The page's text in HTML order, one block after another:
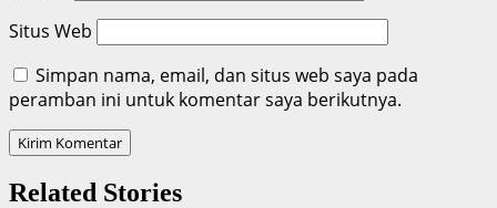
Situs Web
Simpan nama, email, dan situs web saya pada
peramban ini untuk komentar saya berikutnya.
Related Stories